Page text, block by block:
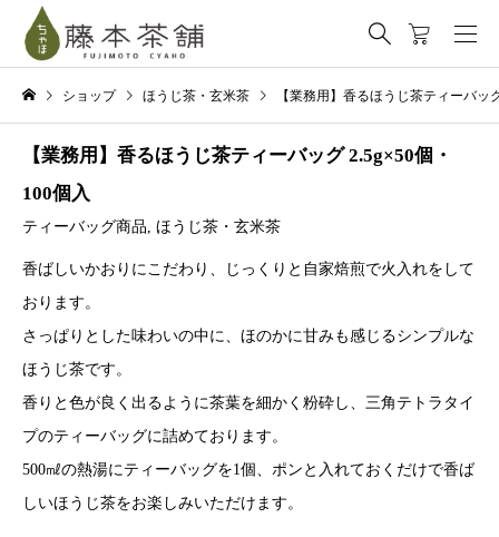
ショップ ほうじ茶・玄米茶 【業務用】香るほうじ茶ティーバッ
【業務用】香るほうじ茶ティーバッグ 2.5g×50個・
100個入
ティーバッグ商品, ほうじ茶・玄米茶
香ばしいかおりにこだわり、じっくりと自家焙煎で火入れをして
おります。
さっぱりとした味わいの中に、ほのかに甘みも感じるシンプルな
ほうじ茶です。
香りと色が良く出るように茶葉を細かく粉砕し、三角テトラタイ
プのティーバッグに詰めております。
500㎖の熱湯にティーバッグを1個、ポンと入れておくだけで香ば
しいほうじ茶をお楽しみいただけます。